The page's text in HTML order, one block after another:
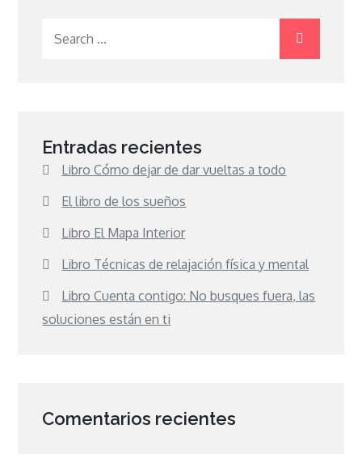
Entradas recientes
Libro Cómo dejar de dar vueltas a todo
El libro de los sueños
Libro El Mapa Interior
Libro Técnicas de relajación física y mental
Libro Cuenta contigo: No busques fuera, las
soluciones están en ti
Comentarios recientes